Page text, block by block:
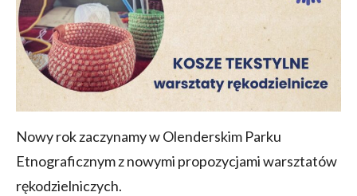
Nowy rok zaczynamy w Olenderskim Parku
Etnograficznym z nowymi propozycjami warsztatów
rękodzielniczych.